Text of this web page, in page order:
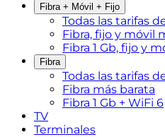
Fibra + Móvil + Fijo
Todas las tarifas
Fibra, fijo y móvil
Fibra 1 Gb, fijo y
Fibra
Todas las tarifas
Fibra más barata
Fibra 1 Gb + WiFi 6
TV
Terminales